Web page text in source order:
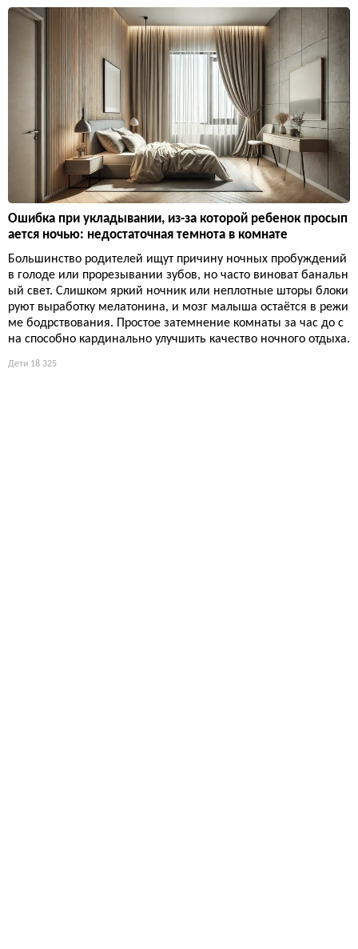
Ошибка при укладывании, из-за которой ребенок просып
ается ночью: недостаточная темнота в комнате
Большинство родителей ищут причину ночных пробуждений
в голоде или прорезывании зубов, но часто виноват банальн
ый свет. Слишком яркий ночник или неплотные шторы блоки
руют выработку мелатонина, и мозг малыша остаётся в режи
ме бодрствования. Простое затемнение комнаты за час до с
на способно кардинально улучшить качество ночного отдыха.
Дети 18 325